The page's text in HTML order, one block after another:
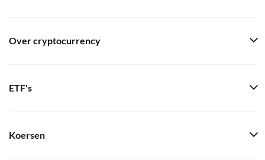
Over cryptocurrency
ETF's
Koersen